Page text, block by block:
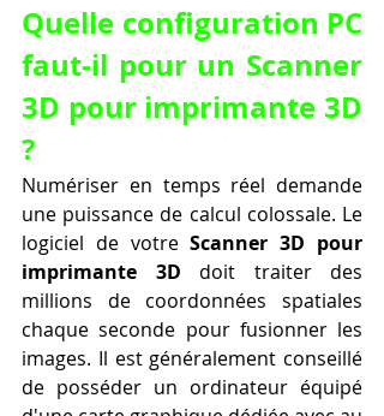
Quelle configuration PC
faut-il pour un Scanner
3D pour imprimante 3D
?
Numériser en temps réel demande
une puissance de calcul colossale. Le
logiciel de votre Scanner 3D pour
imprimante 3D doit traiter des
millions de coordonnées spatiales
chaque seconde pour fusionner les
images. Il est généralement conseillé
de posséder un ordinateur équipé